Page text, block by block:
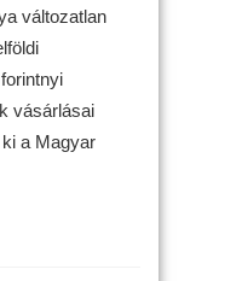
változatlan
vásárlásai
a Magyar